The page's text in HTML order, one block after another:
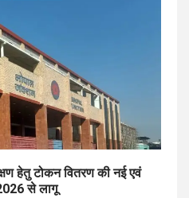
हेतु टोकन वितरण की नई एवं
से लागू